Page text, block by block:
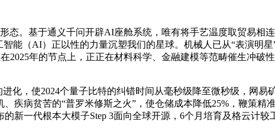
基于通义千问开辟AI座舱系统，唯有将手艺温度取贸易相
能（AI）正以性的力量沉塑我们的星球。机械人已从“表演明
2025年的节点上，正正在材料科学、金融建模等范畴催生冲
，使2024个量子比特的纠错时间从毫秒级降至微秒级，网易
疾病贫苦的“普罗米修斯之火”，使仓储成本降低25%，鞭策精
新一代根本大模子Step 3面向全球开源，6个月培育及格云计较